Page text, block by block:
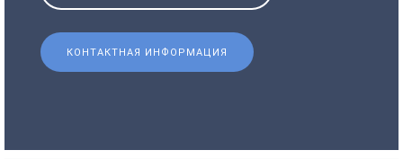
КОНТАКТНАЯ ИНФОРМАЦИЯ